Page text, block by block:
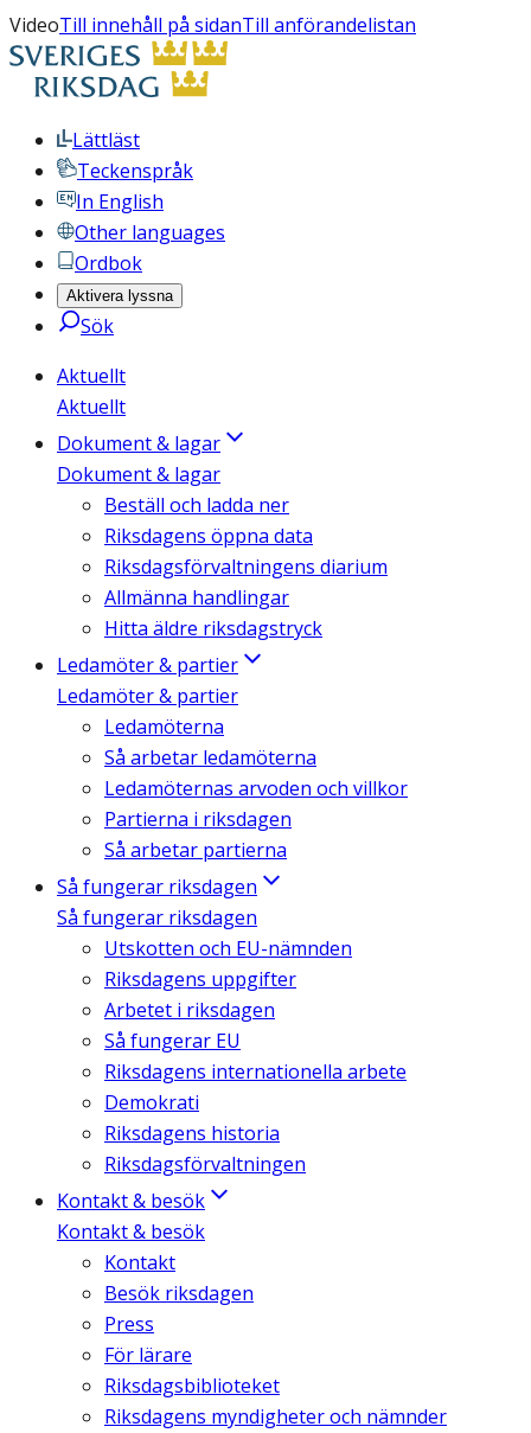
VideoTill innehåll på sidanTill anförandelistan
Lättläst
Teckenspråk
In English
Other languages
Ordbok
Aktivera lyssna
Sök
Aktuellt
Aktuellt
Dokument & lagar
Dokument & lagar
Beställ och ladda ner
Riksdagens öppna data
Riksdagsförvaltningens diarium
Allmänna handlingar
Hitta äldre riksdagstryck
Ledamöter & partier
Ledamöter & partier
Ledamöterna
Så arbetar ledamöterna
Ledamöternas arvoden och villkor
Partierna i riksdagen
Så arbetar partierna
Så fungerar riksdagen
Så fungerar riksdagen
Utskotten och EU-nämnden
Riksdagens uppgifter
Arbetet i riksdagen
Så fungerar EU
Riksdagens internationella arbete
Demokrati
Riksdagens historia
Riksdagsförvaltningen
Kontakt & besök
Kontakt & besök
Kontakt
Besök riksdagen
Press
För lärare
Riksdagsbiblioteket
Riksdagens myndigheter och nämnder